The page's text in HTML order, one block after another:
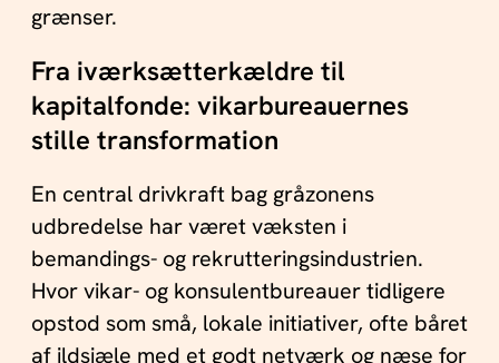
grænser.
Fra iværksætterkældre til
kapitalfonde: vikarbureauernes
stille transformation
En central drivkraft bag gråzonens
udbredelse har været væksten i
bemandings- og rekrutteringsindustrien.
Hvor vikar- og konsulentbureauer tidligere
opstod som små, lokale initiativer, ofte båret
af ildsjæle med et godt netværk og næse for